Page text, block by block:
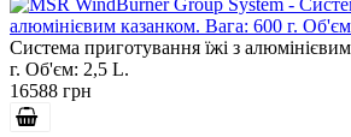
Система приготування їжі з
г. Об'єм: 2,5 L.
16588 грн